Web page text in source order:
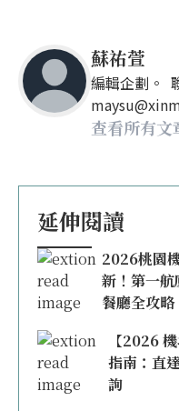
蘇祐萱
編輯企劃。
查看所有文
延伸閱讀
2026桃園
新！第一
餐廳全攻略
【2026
指南：直
詢